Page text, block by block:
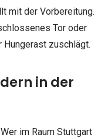
mit der Vorbereitung.
Tor oder
zuschlägt.
in der
im Raum Stuttgart